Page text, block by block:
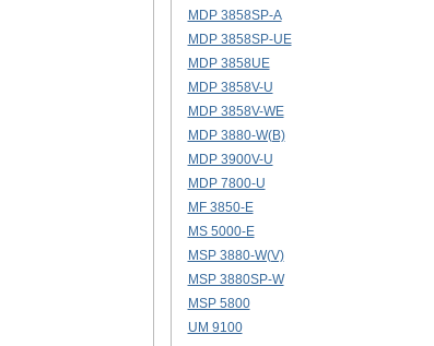
MDP 3858SP-A
MDP 3858SP-UE
MDP 3858UE
MDP 3858V-U
MDP 3858V-WE
MDP 3880-W(B)
MDP 3900V-U
MDP 7800-U
MF 3850-E
MS 5000-E
MSP 3880-W(V)
MSP 3880SP-W
MSP 5800
UM 9100